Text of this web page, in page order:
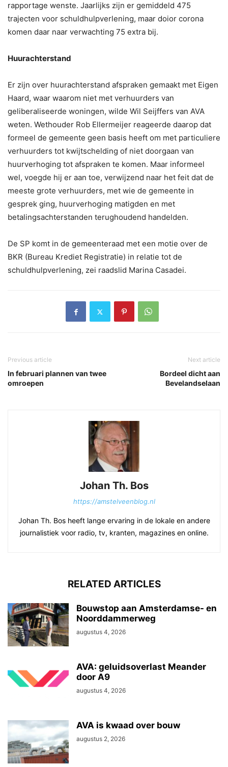
rapportage wenste. Jaarlijks zijn er gemiddeld 475
trajecten voor schuldhulpverlening, maar doior corona
komen daar naar verwachting 75 extra bij.
Huurachterstand
Er zijn over huurachterstand afspraken gemaakt met Eigen
Haard, waar waarom niet met verhuurders van
geliberaliseerde woningen, wilde Wil Seijffers van AVA
weten. Wethouder Rob Ellermeijer reageerde daarop dat
formeel de gemeente geen basis heeft om met particuliere
verhuurders tot kwijtschelding of niet doorgaan van
huurverhoging tot afspraken te komen. Maar informeel
wel, voegde hij er aan toe, verwijzend naar het feit dat de
meeste grote verhuurders, met wie de gemeente in
gesprek ging, huurverhoging matigden en met
betalingsachterstanden terughoudend handelden.
De SP komt in de gemeenteraad met een motie over de
BKR (Bureau Krediet Registratie) in relatie tot de
schuldhulpverlening, zei raadslid Marina Casadei.
Previous article
In februari plannen van twee
omroepen
Next article
Bordeel dicht aan
Bevelandselaan
Johan Th. Bos
https://amstelveenblog.nl
Johan Th. Bos heeft lange ervaring in de lokale en andere
journalistiek voor radio, tv, kranten, magazines en online.
RELATED ARTICLES
Bouwstop aan Amsterdamse- en
Noorddammerweg
augustus 4, 2026
AVA: geluidsoverlast Meander
door A9
augustus 4, 2026
AVA is kwaad over bouw
augustus 2, 2026